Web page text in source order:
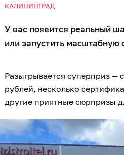
КАЛИНИНГРАД
У вас появится реальный
или запустить масштабную
Разыгрывается суперприз —
рублей, несколько
другие приятные сюрпризы